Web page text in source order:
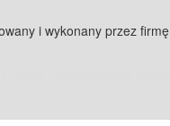
i wykonany przez firmę